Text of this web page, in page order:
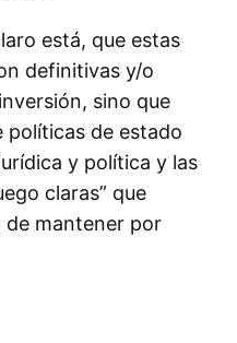
está, que estas
definitivas y/o
sino que
políticas de estado
y política y las
claras” que
de mantener por